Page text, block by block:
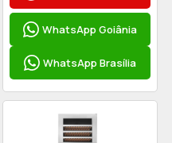
WhatsApp Goiânia
WhatsApp Brasília